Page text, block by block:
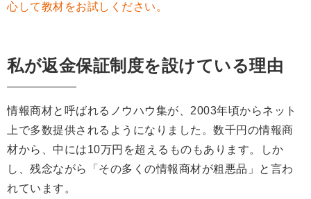
心して教材をお試しください。
私が返金保証制度を設けている理由
情報商材と呼ばれるノウハウ集が、2003年頃からネット
上で多数提供されるようになりました。数千円の情報商
材から、中には10万円を超えるものもあります。しか
し、残念ながら「その多くの情報商材が粗悪品」と言わ
れています。